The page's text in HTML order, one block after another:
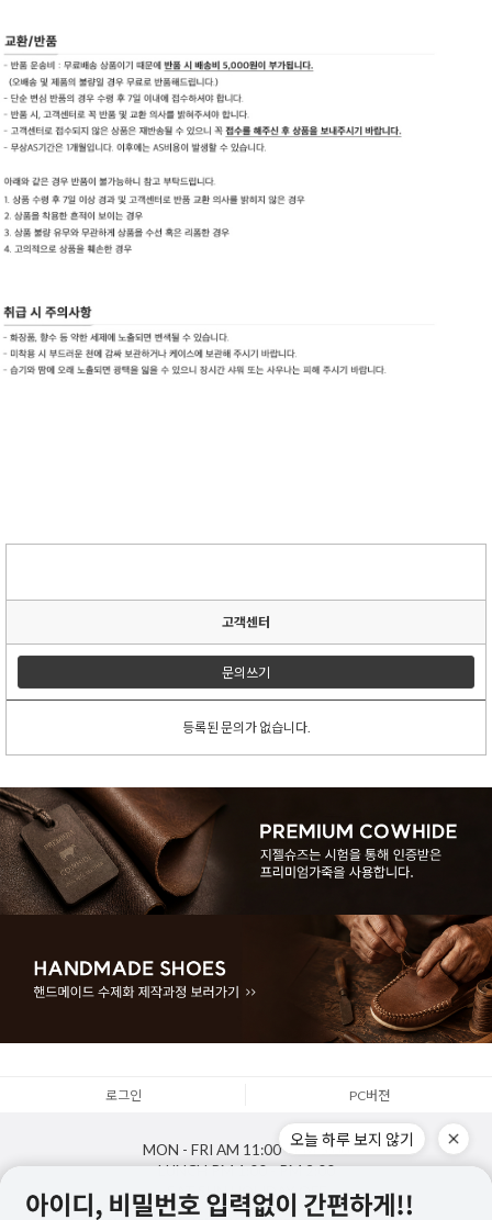
고객센터
문의쓰기
등록된 문의가 없습니다.
로그인 PC버젼
MON - FRI AM 11:00 - PM 5:00
LUNCHPM 1:00 - PM 2:00
SAT,SUN,HOLIDAY OFF
오늘 하루 보지 않기